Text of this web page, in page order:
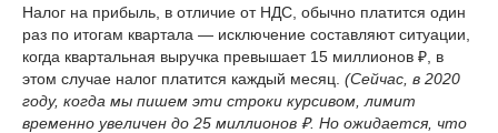
Налог на прибыль, в отличие от НДС, обычно платится один
раз по итогам квартала — исключение составляют ситуации,
когда квартальная выручка превышает 15 миллионов ₽, в
этом случае налог платится каждый месяц. (Сейчас, в 2020
году, когда мы пишем эти строки курсивом, лимит
временно увеличен до 25 миллионов ₽. Но ожидается, что